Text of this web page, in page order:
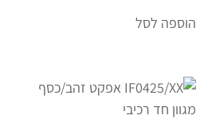
הוספה לסל